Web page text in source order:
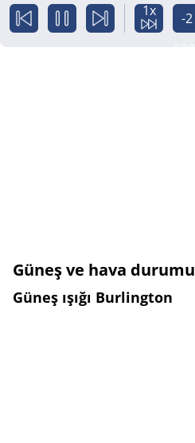
1x
-2
Güneş ve hava durumu
Güneş ışığı Burlington